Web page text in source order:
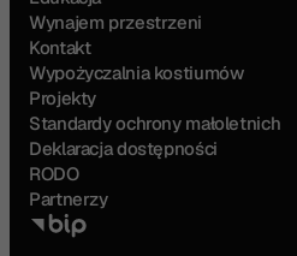
Wynajem przestrzeni
Kontakt
Wypożyczalnia kostiumów
Projekty
Standardy ochrony małoletnich
Deklaracja dostępności
RODO
Partnerzy